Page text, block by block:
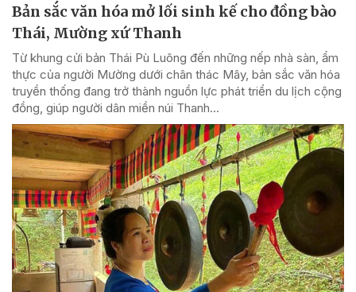
Bản sắc văn hóa mở lối sinh kế cho đồng bào
Thái, Mường xứ Thanh
Từ khung cửi bản Thái Pù Luông đến những nếp nhà sàn, ẩm
thực của người Mường dưới chân thác Mây, bản sắc văn hóa
truyền thống đang trở thành nguồn lực phát triển du lịch cộng
đồng, giúp người dân miền núi Thanh...